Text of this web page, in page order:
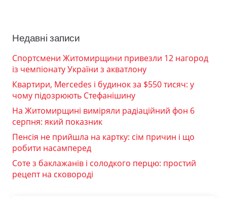
Недавні записи
Спортсмени Житомирщини привезли 12 нагород
із чемпіонату України з акватлону
Квартири, Mercedes і будинок за $550 тисяч: у
чому підозрюють Стефанішину
На Житомирщині виміряли радіаційний фон 6
серпня: який показник
Пенсія не прийшла на картку: сім причин і що
робити насамперед
Соте з баклажанів і солодкого перцю: простий
рецепт на сковороді